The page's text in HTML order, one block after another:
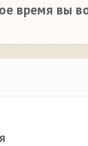
время вы